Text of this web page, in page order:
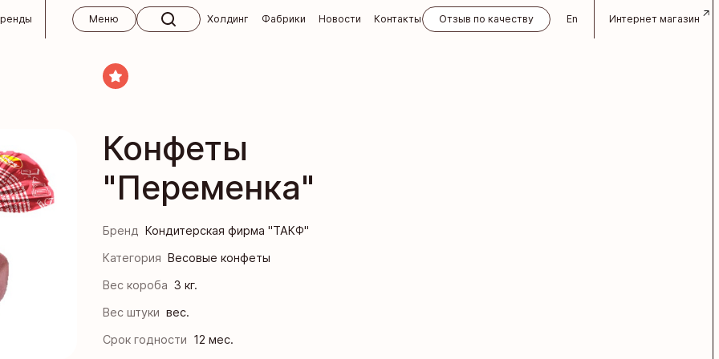
изделия ручной работы
СНГ
Меню
Холдинг
абитуриентам
Фабрики
фабрика «Ясная Поляна»
кондитерская фабрика
фабрика им. К. Самойловой
кондитерская фабрика
Новости Контакты
клиентам
«Алёнка»
Отзыв по качеству
En
Интернет магазин
Конфеты
"Переменка"
Бренд Кондитерская фирма "ТАКФ"
Категория Весовые конфеты
Вес короба 3 кг.
Вес штуки вес.
Срок годности 12 мес.